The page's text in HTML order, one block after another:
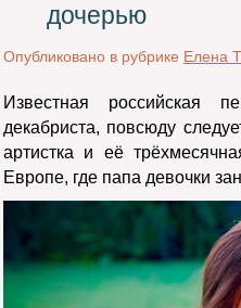
дочерью
Опубликовано в рубрике Елена
Известная российская
декабриста, повсюду
артистка и её
Европе, где папа девочки